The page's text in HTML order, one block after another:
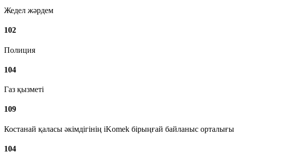
Жедел жәрдем
102
Полиция
104
Газ қызметі
109
Костанай қаласы әкімдігінің iKomek бірыңғай байланыс орталығы
104